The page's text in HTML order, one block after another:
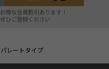
お得な会員割引あります！
ぜひご登録ください
レートタイプ